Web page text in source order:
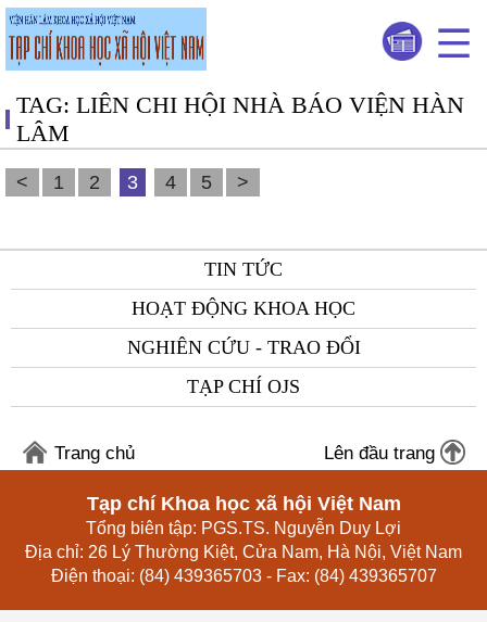
TAG: LIÊN CHI HỘI NHÀ BÁO VIỆN HÀN
LÂM
< 1 2 3 4 5 >
TIN TỨC
HOẠT ĐỘNG KHOA HỌC
NGHIÊN CỨU - TRAO ĐỔI
TẠP CHÍ OJS
Trang chủ Lên đầu trang
Tạp chí Khoa học xã hội Việt Nam
Tổng biên tập: PGS.TS. Nguyễn Duy Lợi
Địa chỉ: 26 Lý Thường Kiệt, Cửa Nam, Hà Nội, Việt Nam
Điện thoại: (84) 439365703 - Fax: (84) 439365707